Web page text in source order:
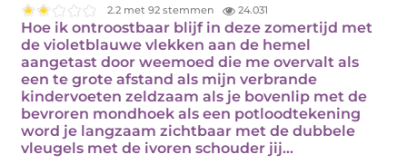
2.2 met 92 stemmen 24.031
Hoe ik ontroostbaar blijf in deze zomertijd met
de violetblauwe vlekken aan de hemel
aangetast door weemoed die me overvalt als
een te grote afstand als mijn verbrande
kindervoeten zeldzaam als je bovenlip met de
bevroren mondhoek als een potloodtekening
word je langzaam zichtbaar met de dubbele
vleugels met de ivoren schouder jij…